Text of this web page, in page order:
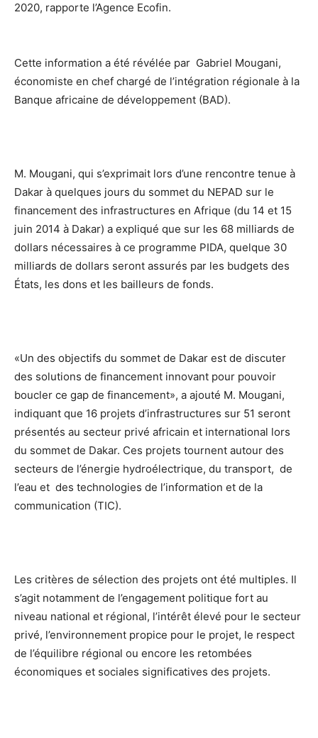
2020, rapporte l’Agence Ecofin.
Cette information a été révélée par Gabriel Mougani,
économiste en chef chargé de l’intégration régionale à la
Banque africaine de développement (BAD).
M. Mougani, qui s’exprimait lors d’une rencontre tenue à
Dakar à quelques jours du sommet du NEPAD sur le
financement des infrastructures en Afrique (du 14 et 15
juin 2014 à Dakar) a expliqué que sur les 68 milliards de
dollars nécessaires à ce programme PIDA, quelque 30
milliards de dollars seront assurés par les budgets des
États, les dons et les bailleurs de fonds.
«Un des objectifs du sommet de Dakar est de discuter
des solutions de financement innovant pour pouvoir
boucler ce gap de financement», a ajouté M. Mougani,
indiquant que 16 projets d’infrastructures sur 51 seront
présentés au secteur privé africain et international lors
du sommet de Dakar. Ces projets tournent autour des
secteurs de l’énergie hydroélectrique, du transport, de
l’eau et des technologies de l’information et de la
communication (TIC).
Les critères de sélection des projets ont été multiples. Il
s’agit notamment de l’engagement politique fort au
niveau national et régional, l’intérêt élevé pour le secteur
privé, l’environnement propice pour le projet, le respect
de l’équilibre régional ou encore les retombées
économiques et sociales significatives des projets.